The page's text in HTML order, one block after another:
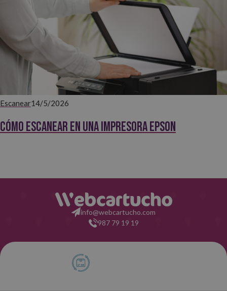
Escanear14/5/2026
Cómo escanear en una impresora Epson
info@webcartucho.com
987 79 19 19